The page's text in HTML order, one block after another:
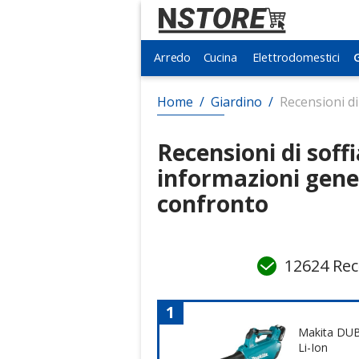
Arredo
Arredo Cucina
Cucina Elettrodomestici
Elettrodomestici
Home / Giardino / Recensioni
Recensioni di
informazioni
confronto
12624
1
Makita
Li-Ion